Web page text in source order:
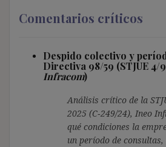
Comentarios críticos
Despido colectivo y
Directiva 98/59 (STJUE 4/
Infracom)
Análisis crítico de la
2025 (C‑249/24), Ineo
qué condiciones la
un período de